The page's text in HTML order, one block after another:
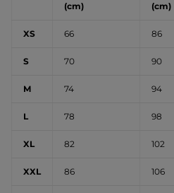
(cm)
(cm)
XS 66 86
S 70 90
M 74 94
L 78 98
XL 82 102
XXL 86 106